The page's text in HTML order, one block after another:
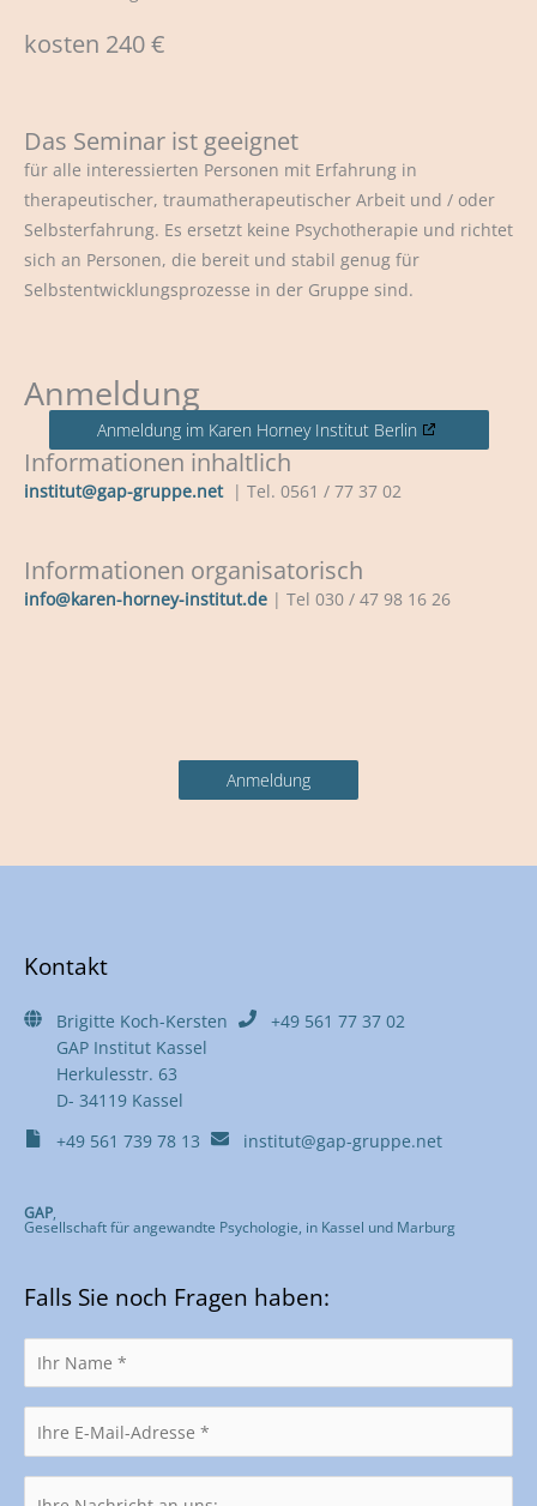
kosten 240 €
Das Seminar ist geeignet
für alle interessierten Personen mit Erfahrung in
therapeutischer, traumatherapeutischer Arbeit und / oder
Selbsterfahrung. Es ersetzt keine Psychotherapie und richtet
sich an Personen, die bereit und stabil genug für
Selbstentwicklungsprozesse in der Gruppe sind.
Anmeldung
Anmeldung im Karen Horney Institut Berlin
Informationen inhaltlich
institut@gap-gruppe.net| Tel. 0561 / 77 37 02
Informationen organisatorisch
info@karen-horney-institut.de | Tel 030 / 47 98 16 26
Anmeldung
Kontakt
Brigitte Koch-Kersten
GAP Institut Kassel
Herkulesstr. 63
D- 34119 Kassel
+49 561 77 37 02
+49 561 739 78 13 institut@gap-gruppe.net
GAP,
Gesellschaft für angewandte Psychologie, in Kassel und Marburg
Falls Sie noch Fragen haben: